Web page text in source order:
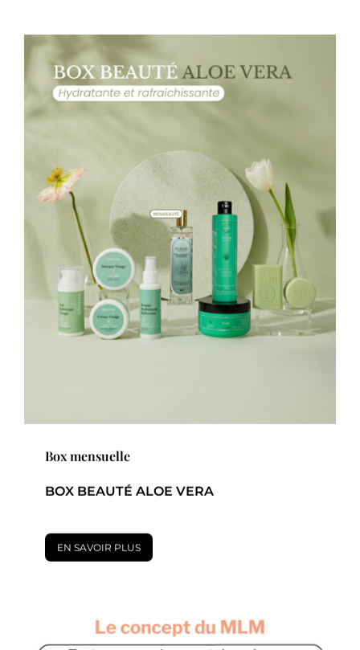
Box mensuelle
BOX BEAUTÉ ALOE VERA
EN SAVOIR PLUS